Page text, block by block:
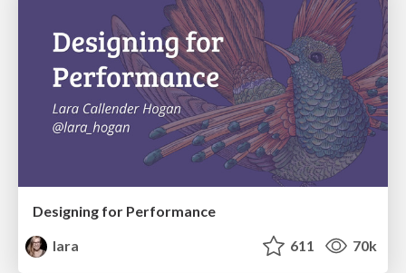
Designing for Performance
lara
611 70k